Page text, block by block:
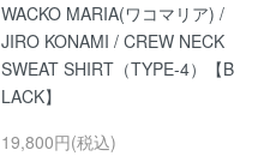
WACKO MARIA(ワコマリア) /
JIRO KONAMI / CREW NECK
SWEAT SHIRT（TYPE-4）【B
LACK】
19,800円(税込)